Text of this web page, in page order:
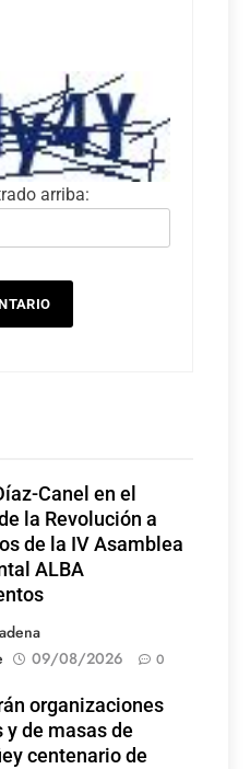
arriba:
Canel en el
la Revolución a
de la IV Asamblea
ALBA
09/08/2026 0
organizaciones
de masas de
centenario de